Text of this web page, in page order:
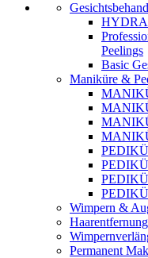
Peelings
Basic
Maniküre &
Wimpern &
Permanent